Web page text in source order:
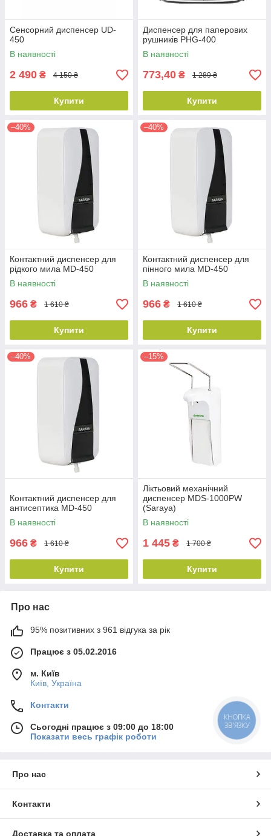
Сенсорний диспенсер UD-
450
В наявності
2 490 ₴ 4 150 ₴
Купити
Диспенсер для паперових
рушників PHG-400
В наявності
773,40 ₴ 1 289 ₴
Купити
–40%
Контактний диспенсер для
рідкого мила MD-450
В наявності
966 ₴ 1 610 ₴
Купити
–40%
Контактний диспенсер для
пінного мила MD-450
В наявності
966 ₴ 1 610 ₴
Купити
–40%
Контактний диспенсер для
антисептика MD-450
В наявності
966 ₴ 1 610 ₴
Купити
–15%
Ліктьовий механічний
диспенсер MDS-1000PW
(Saraya)
В наявності
1 445 ₴ 1 700 ₴
Купити
Про нас
95% позитивних з 961 відгука за рік
Працює з 05.02.2016
м. Київ
Київ, Україна
Контакти
Сьогодні працює з 09:00 до 18:00
Показати весь графік роботи
Про нас
Контакти
Доставка та оплата
КНОПКА
ЗВ'ЯЗКУ